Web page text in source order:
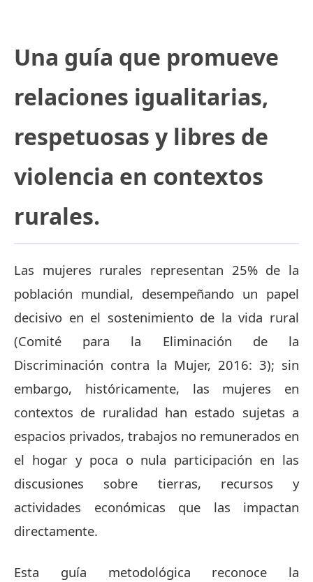
Una guía que promueve
relaciones igualitarias,
respetuosas y libres de
violencia en contextos
rurales.
Las mujeres rurales representan 25% de la
población mundial, desempeñando un papel
decisivo en el sostenimiento de la vida rural
(Comité para la Eliminación de la
Discriminación contra la Mujer, 2016: 3); sin
embargo, históricamente, las mujeres en
contextos de ruralidad han estado sujetas a
espacios privados, trabajos no remunerados en
el hogar y poca o nula participación en las
discusiones sobre tierras, recursos y
actividades económicas que las impactan
directamente.
Esta guía metodológica reconoce la